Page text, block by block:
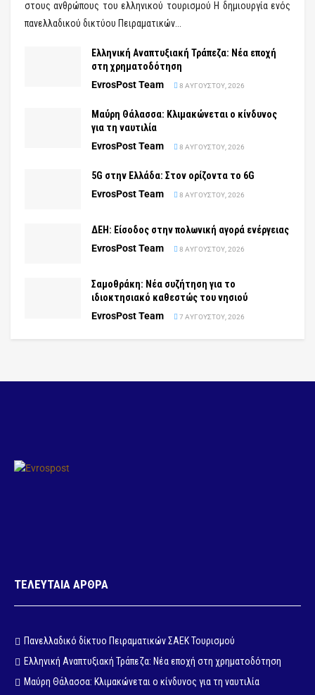
στους ανθρώπους του ελληνικού τουρισμού Η δημιουργία ενός
πανελλαδικού δικτύου Πειραματικών...
Ελληνική Αναπτυξιακή Τράπεζα: Νέα εποχή
στη χρηματοδότηση
EvrosPost Team
8 ΑΥΓΟΎΣΤΟΥ, 2026
Μαύρη Θάλασσα: Κλιμακώνεται ο κίνδυνος
για τη ναυτιλία
EvrosPost Team
8 ΑΥΓΟΎΣΤΟΥ, 2026
5G στην Ελλάδα: Στον ορίζοντα το 6G
EvrosPost Team
8 ΑΥΓΟΎΣΤΟΥ, 2026
ΔΕΗ: Είσοδος στην πολωνική αγορά ενέργειας
EvrosPost Team
8 ΑΥΓΟΎΣΤΟΥ, 2026
Σαμοθράκη: Νέα συζήτηση για το
ιδιοκτησιακό καθεστώς του νησιού
EvrosPost Team
7 ΑΥΓΟΎΣΤΟΥ, 2026
ΤΕΛΕΥΤΑΙΑ ΑΡΘΡΑ
Πανελλαδικό δίκτυο Πειραματικών ΣΑΕΚ Τουρισμού
Ελληνική Αναπτυξιακή Τράπεζα: Νέα εποχή στη χρηματοδότηση
Μαύρη Θάλασσα: Κλιμακώνεται ο κίνδυνος για τη ναυτιλία